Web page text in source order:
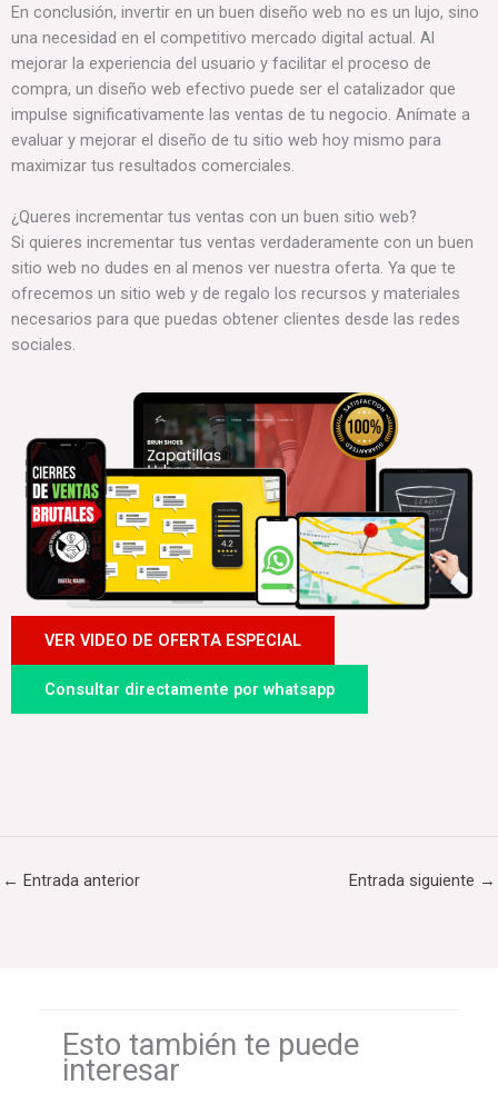
En conclusión, invertir en un buen diseño web no es un lujo, sino
una necesidad en el competitivo mercado digital actual. Al
mejorar la experiencia del usuario y facilitar el proceso de
compra, un diseño web efectivo puede ser el catalizador que
impulse significativamente las ventas de tu negocio. Anímate a
evaluar y mejorar el diseño de tu sitio web hoy mismo para
maximizar tus resultados comerciales.
¿Queres incrementar tus ventas con un buen sitio web?
Si quieres incrementar tus ventas verdaderamente con un buen
sitio web no dudes en al menos ver nuestra oferta. Ya que te
ofrecemos un sitio web y de regalo los recursos y materiales
necesarios para que puedas obtener clientes desde las redes
sociales.
VER VIDEO DE OFERTA ESPECIAL
Consultar directamente por whatsapp
← Entrada anterior Entrada siguiente →
Esto también te puede
interesar